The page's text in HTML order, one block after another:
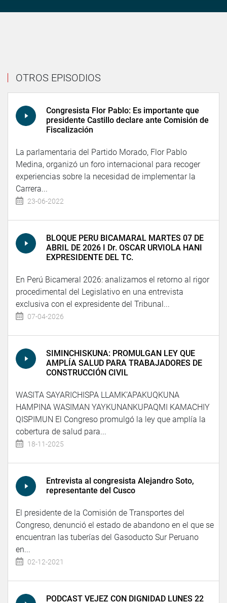
OTROS EPISODIOS
Congresista Flor Pablo: Es importante que
presidente Castillo declare ante Comisión de
Fiscalización
La parlamentaria del Partido Morado, Flor Pablo
Medina, organizó un foro internacional para recoger
experiencias sobre la necesidad de implementar la
Carrera...
23-06-2022
BLOQUE PERU BICAMARAL MARTES 07 DE
ABRIL DE 2026 I Dr. OSCAR URVIOLA HANI
EXPRESIDENTE DEL TC.
En Perú Bicameral 2026: analizamos el retorno al rigor
procedimental del Legislativo en una entrevista
exclusiva con el expresidente del Tribunal...
07-04-2026
SIMINCHISKUNA: PROMULGAN LEY QUE
AMPLÍA SALUD PARA TRABAJADORES DE
CONSTRUCCIÓN CIVIL
WASITA SAYARICHISPA LLAMK’APAKUQKUNA
HAMPINA WASIMAN YAYKUNANKUPAQMI KAMACHIY
QISPIMUN El Congreso promulgó la ley que amplía la
cobertura de salud para...
18-11-2025
Entrevista al congresista Alejandro Soto,
representante del Cusco
El presidente de la Comisión de Transportes del
Congreso, denunció el estado de abandono en el que se
encuentran las tuberías del Gasoducto Sur Peruano
en...
02-12-2021
PODCAST VEJEZ CON DIGNIDAD LUNES 22